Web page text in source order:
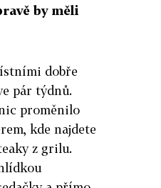
by měli
dobře
pár týdnů.
proměnilo
kde najdete
z grilu.